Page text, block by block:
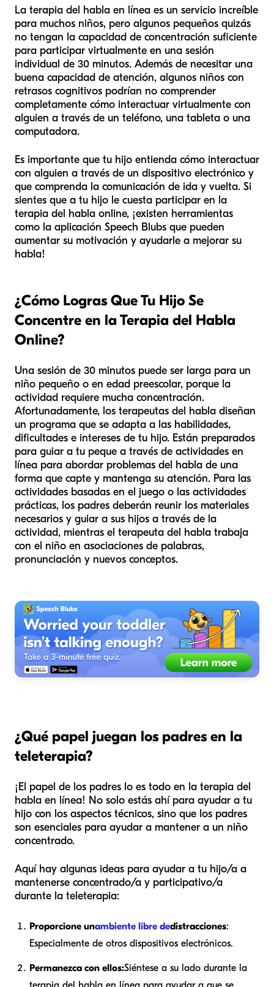
La terapia del habla en línea es un servicio increíble
para muchos niños, pero algunos pequeños quizás
no tengan la capacidad de concentración suficiente
para participar virtualmente en una sesión
individual de 30 minutos. Además de necesitar una
buena capacidad de atención, algunos niños con
retrasos cognitivos podrían no comprender
completamente cómo interactuar virtualmente con
alguien a través de un teléfono, una tableta o una
computadora.
Es importante que tu hijo entienda cómo interactuar
con alguien a través de un dispositivo electrónico y
que comprenda la comunicación de ida y vuelta. Si
sientes que a tu hijo le cuesta participar en la
terapia del habla online, ¡existen herramientas
como la aplicación Speech Blubs que pueden
aumentar su motivación y ayudarle a mejorar su
habla!
¿Cómo Logras Que Tu Hijo Se
Concentre en la Terapia del Habla
Online?
Una sesión de 30 minutos puede ser larga para un
niño pequeño o en edad preescolar, porque la
actividad requiere mucha concentración.
Afortunadamente, los terapeutas del habla diseñan
un programa que se adapta a las habilidades,
dificultades e intereses de tu hijo. Están preparados
para guiar a tu peque a través de actividades en
línea para abordar problemas del habla de una
forma que capte y mantenga su atención. Para las
actividades basadas en el juego o las actividades
prácticas, los padres deberán reunir los materiales
necesarios y guiar a sus hijos a través de la
actividad, mientras el terapeuta del habla trabaja
con el niño en asociaciones de palabras,
pronunciación y nuevos conceptos.
¿Qué papel juegan los padres en la
teleterapia?
¡El papel de los padres lo es todo en la terapia del
habla en línea! No solo estás ahí para ayudar a tu
hijo con los aspectos técnicos, sino que los padres
son esenciales para ayudar a mantener a un niño
concentrado.
Aquí hay algunas ideas para ayudar a tu hijo/a a
mantenerse concentrado/a y participativo/a
durante la teleterapia:
Proporcione unambiente libre dedistracciones:
Especialmente de otros dispositivos electrónicos.
Permanezca con ellos:Siéntese a su lado durante la